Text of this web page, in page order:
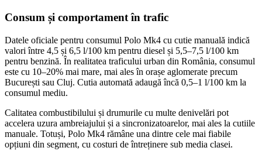
Consum și comportament în trafic
Datele oficiale pentru consumul Polo Mk4 cu cutie manuală indică
valori între 4,5 și 6,5 l/100 km pentru diesel și 5,5–7,5 l/100 km
pentru benzină. În realitatea traficului urban din România, consumul
este cu 10–20% mai mare, mai ales în orașe aglomerate precum
București sau Cluj. Cutia automată adaugă încă 0,5–1 l/100 km la
consumul mediu.
Calitatea combustibilului și drumurile cu multe denivelări pot
accelera uzura ambreiajului și a sincronizatoarelor, mai ales la cutiile
manuale. Totuși, Polo Mk4 rămâne una dintre cele mai fiabile
opțiuni din segment, cu costuri de întreținere sub media clasei.